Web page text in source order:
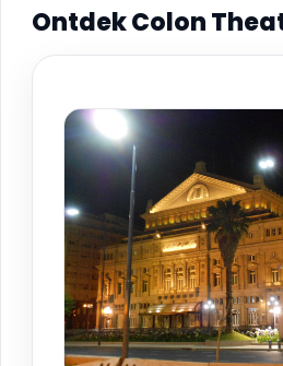
Ontdek Colon